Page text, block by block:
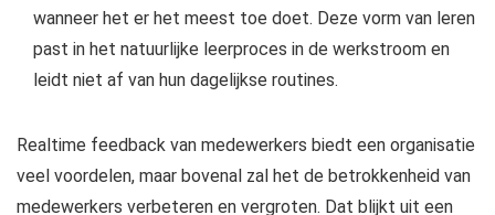
wanneer het er het meest toe doet. Deze vorm van leren
past in het natuurlijke leerproces in de werkstroom en
leidt niet af van hun dagelijkse routines.
Realtime feedback van medewerkers biedt een organisatie
veel voordelen, maar bovenal zal het de betrokkenheid van
medewerkers verbeteren en vergroten. Dat blijkt uit een